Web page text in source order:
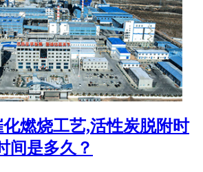
燃烧工艺,活性炭脱附时
间是多久？